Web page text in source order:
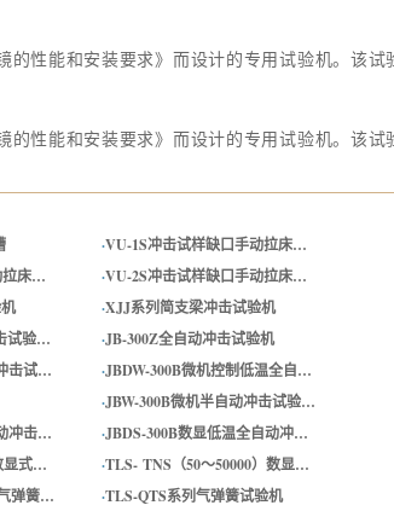
性能和安装要求》而设计的专用试验机。该试
性能和安装要求》而设计的专用试验机。该试
·VU-1S冲击试样缺口手动拉床…
拉床… ·VU-2S冲击试样缺口手动拉床…
·XJJ系列简支梁冲击试验机
试验… ·JB-300Z全自动冲击试验机
击试… ·JBDW-300B微机控制低温全自…
·JBW-300B微机半自动冲击试验…
冲击… ·JBDS-300B数显低温全自动冲…
显式… ·TLS- TNS（50～50000）数显…
弹簧… ·TLS-QTS系列气弹簧试验机